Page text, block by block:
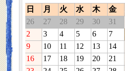
日
月 火 水 木 金
26
27 28 29 30 31
2
3 4 5 6 7
9
10 11 12 13 14
16
17 18 19 20 21